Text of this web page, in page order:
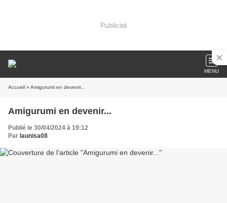
Publicité
MENU
Accueil » Amigurumi en devenir...
Amigurumi en devenir...
Publié le 30/04/2024 à 19:12
Par launisa08